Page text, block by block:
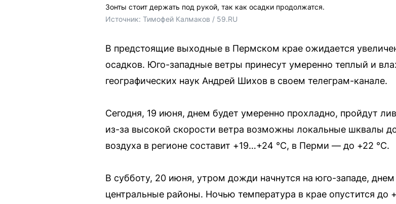
Зонты стоит держать под рукой, так как осадки продолжатся.
Источник: Тимофей Калмаков / 59.RU
В предстоящие выходные в Пермском крае ожидается
осадков. Юго-западные ветры принесут умеренно теплый и
географических наук Андрей Шихов в своем телеграм-канале.
Сегодня, 19 июня, днем будет умеренно прохладно, пройдут
из-за высокой скорости ветра возможны локальные шквалы
воздуха в регионе составит +19…+24 °С, в Перми — до +22 °С.
В субботу, 20 июня, утром дожди начнутся на юго-западе,
центральные районы. Ночью температура в крае опустится